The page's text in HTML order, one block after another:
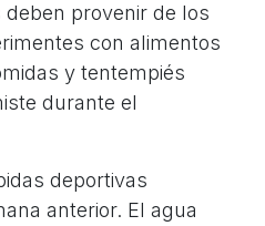
provenir de los
con alimentos
y tentempiés
durante el
deportivas
anterior. El agua